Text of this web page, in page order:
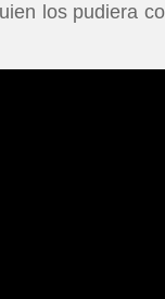
los pudiera